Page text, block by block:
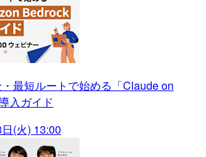
・最短ルートで始める「Claude on
入ガイド
(火) 13:00